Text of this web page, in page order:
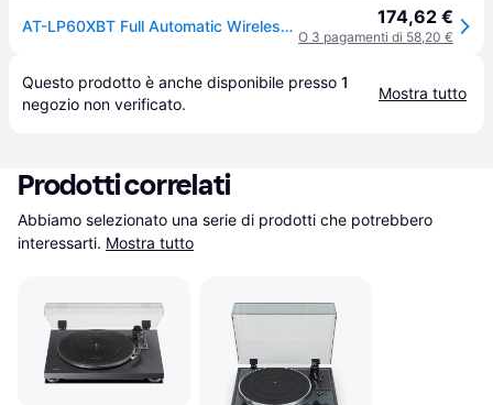
AT-LP60XBT Full Automatic Wireless Belt-Drive Turntable 174,62 €
O 3 pagamenti di 58,20 €
Questo prodotto è anche disponibile presso 1
negozio non verificato.
Mostra tutto
Prodotti correlati
Abbiamo selezionato una serie di prodotti che potrebbero
interessarti. Mostra tutto